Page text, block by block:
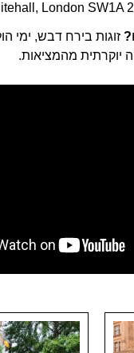
זוגות בירח דבש, ימי
יוקרתית מהמציאות.